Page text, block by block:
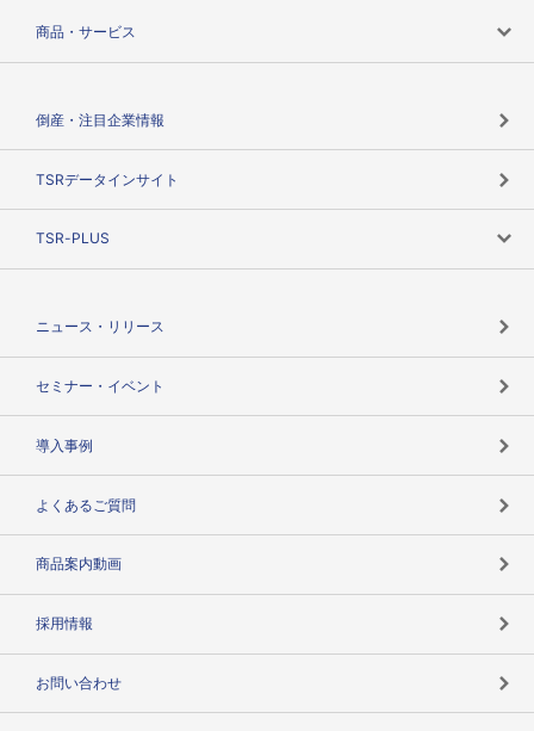
商品・サービス
倒産・注目企業情報
TSRデータインサイト
TSR-PLUS
ニュース・リリース
セミナー・イベント
導入事例
よくあるご質問
商品案内動画
採用情報
お問い合わせ